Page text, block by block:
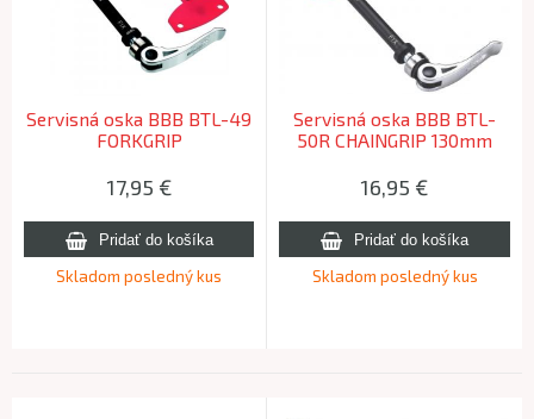
Servisná oska BBB BTL-49
FORKGRIP
17,95 €
Skladom posledný kus
Servisná oska BBB BTL-
50R CHAINGRIP 130mm
16,95 €
Skladom posledný kus